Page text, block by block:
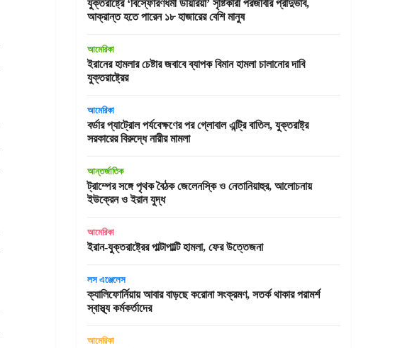
যুক্তরাষ্ট্রে ‘বিস্ফোরণধর্মী ডায়রিয়া’ সৃষ্টিকারী পরজীবীর প্রাদুর্ভাব,
আক্রান্ত হতে পারেন ১৮ হাজারের বেশি মানুষ
আমেরিকা
ইরানের হামলার চেষ্টার জবাবে ব্যাপক বিমান হামলা চালানোর দাবি
যুক্তরাষ্ট্রের
আমেরিকা
বর্ডার প্যাট্রোল পর্যবেক্ষণের পর গ্লোবাল এন্ট্রি বাতিল, যুক্তরাষ্ট্র
সরকারের বিরুদ্ধে নারীর মামলা
আন্তর্জাতিক
ট্রাম্পের সঙ্গে পৃথক বৈঠক জেলেনস্কি ও নেতানিয়াহুর, আলোচনায়
ইউক্রেন ও ইরান যুদ্ধ
আমেরিকা
ইরান-যুক্তরাষ্ট্রের পাল্টাপাল্টি হামলা, ফের উত্তেজনা
লস এঞ্জেলেস
ক্যালিফোর্নিয়ায় আবার বাড়ছে করোনা সংক্রমণ, সতর্ক থাকার পরামর্শ
স্বাস্থ্য কর্মকর্তাদের
আমেরিকা